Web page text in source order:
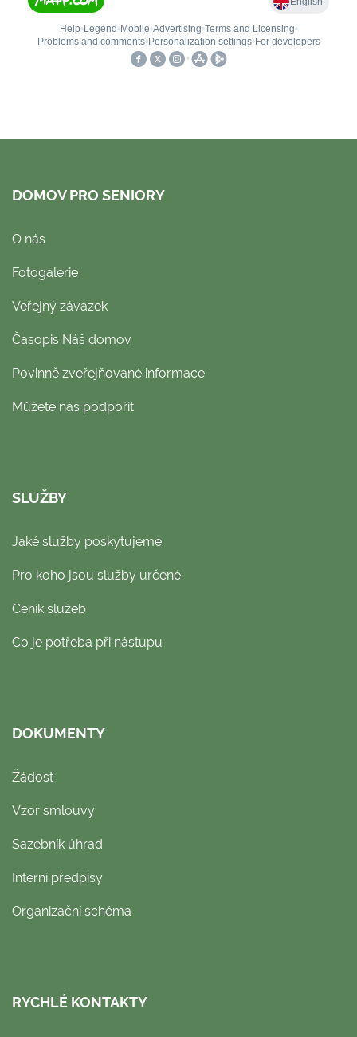
DOMOV PRO SENIORY
O nás
Fotogalerie
Veřejný závazek
Časopis Náš domov
Povinně zveřejňované informace
Můžete nás podpořit
SLUŽBY
Jaké služby poskytujeme
Pro koho jsou služby určené
Ceník služeb
Co je potřeba při nástupu
DOKUMENTY
Žádost
Vzor smlouvy
Sazebník úhrad
Interní předpisy
Organizační schéma
RYCHLÉ KONTAKTY